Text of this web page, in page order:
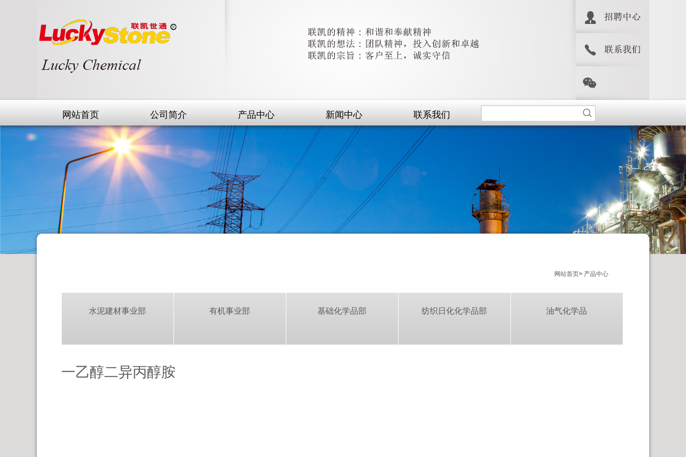
网站首页 公司简介 产品中心 新闻中心 联系我们
网站首页> 产品中心
水泥建材事业部 有机事业部 基础化学品部 纺织日化化学品部 油气化学品
一乙醇二异丙醇胺